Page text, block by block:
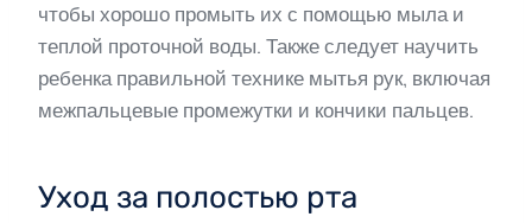
чтобы хорошо промыть их с помощью мыла и
теплой проточной воды. Также следует научить
ребенка правильной технике мытья рук, включая
межпальцевые промежутки и кончики пальцев.
Уход за полостью рта